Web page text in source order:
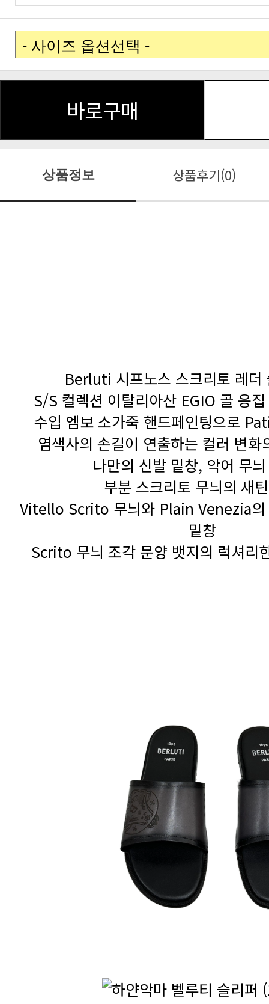
바로구매
상품정보 상품후기(0)
Berluti 시프노스 스크리토 레
S/S 컬렉션 이탈리아산 EGIO 골 응
수입 엠보 소가죽 핸드페인팅으로
염색사의 손길이 연출하는 컬러 변
나만의 신발 밑창, 악어 무
부분 스크리토 무늬의 새
밑창
Scrito 무늬 조각 문양 뱃지의 럭셔리